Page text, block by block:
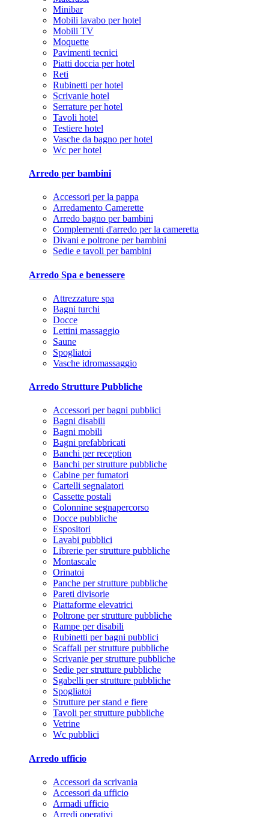
Minibar
Mobili lavabo per hotel
Mobili TV
Moquette
Pavimenti tecnici
Piatti doccia per hotel
Reti
Rubinetti per hotel
Scrivanie hotel
Serrature per hotel
Tavoli hotel
Testiere hotel
Vasche da bagno per hotel
Wc per hotel
Arredo per bambini
Accessori per la pappa
Arredamento Camerette
Arredo bagno per bambini
Complementi d'arredo per la cameretta
Divani e poltrone per bambini
Sedie e tavoli per bambini
Arredo Spa e benessere
Attrezzature spa
Bagni turchi
Docce
Lettini massaggio
Saune
Spogliatoi
Vasche idromassaggio
Arredo Strutture Pubbliche
Accessori per bagni pubblici
Bagni disabili
Bagni mobili
Bagni prefabbricati
Banchi per reception
Banchi per strutture pubbliche
Cabine per fumatori
Cartelli segnalatori
Cassette postali
Colonnine segnapercorso
Docce pubbliche
Espositori
Lavabi pubblici
Librerie per strutture pubbliche
Montascale
Orinatoi
Panche per strutture pubbliche
Pareti divisorie
Piattaforme elevatrici
Poltrone per strutture pubbliche
Rampe per disabili
Rubinetti per bagni pubblici
Scaffali per strutture pubbliche
Scrivanie per strutture pubbliche
Sedie per strutture pubbliche
Sgabelli per strutture pubbliche
Spogliatoi
Strutture per stand e fiere
Tavoli per strutture pubbliche
Vetrine
Wc pubblici
Arredo ufficio
Accessori da scrivania
Accessori da ufficio
Armadi ufficio
Arredi operativi